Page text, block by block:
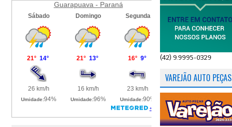
Guarapuava - Paraná
(42) 9.9995-0329
VAREJÃO AUTO PEÇAS